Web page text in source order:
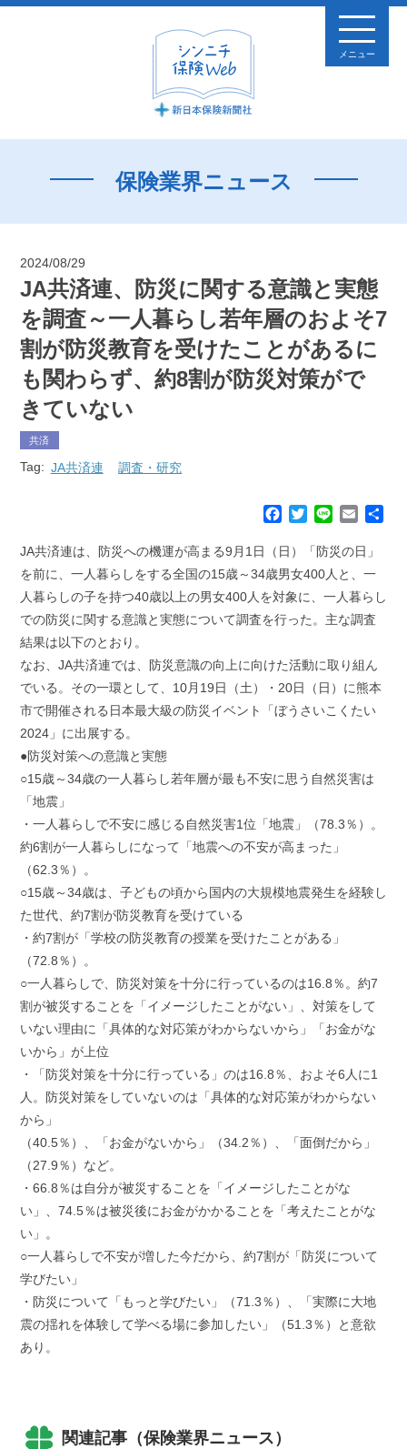
メニュー
保険業界ニュース
2024/08/29
JA共済連、防災に関する意識と実態
を調査～一人暮らし若年層のおよそ7
割が防災教育を受けたことがあるに
も関わらず、約8割が防災対策がで
きていない
共済
Tag: JA共済連 調査・研究
c
e
o
o
T
i
t
e
r
n
e
E
a
JA共済連は、防災への機運が高まる9月1日（日）「防災の日」
を前に、一人暮らしをする全国の15歳～34歳男女400人と、一
人暮らしの子を持つ40歳以上の男女400人を対象に、一人暮らし
での防災に関する意識と実態について調査を行った。主な調査
結果は以下のとおり。
なお、JA共済連では、防災意識の向上に向けた活動に取り組ん
でいる。その一環として、10月19日（土）・20日（日）に熊本
市で開催される日本最大級の防災イベント「ぼうさいこくたい
2024」に出展する。
●防災対策への意識と実態
○15歳～34歳の一人暮らし若年層が最も不安に思う自然災害は
「地震」
・一人暮らしで不安に感じる自然災害1位「地震」（78.3％）。
約6割が一人暮らしになって「地震への不安が高まった」
（62.3％）。
○15歳～34歳は、子どもの頃から国内の大規模地震発生を経験し
た世代、約7割が防災教育を受けている
・約7割が「学校の防災教育の授業を受けたことがある」
（72.8％）。
○一人暮らしで、防災対策を十分に行っているのは16.8％。約7
割が被災することを「イメージしたことがない」、対策をして
いない理由に「具体的な対応策がわからないから」「お金がな
いから」が上位
・「防災対策を十分に行っている」のは16.8％、およそ6人に1
人。防災対策をしていないのは「具体的な対応策がわからない
から」
（40.5％）、「お金がないから」（34.2％）、「面倒だから」
（27.9％）など。
・66.8％は自分が被災することを「イメージしたことがな
い」、74.5％は被災後にお金がかかることを「考えたことがな
い」。
○一人暮らしで不安が増した今だから、約7割が「防災について
学びたい」
・防災について「もっと学びたい」（71.3％）、「実際に大地
震の揺れを体験して学べる場に参加したい」（51.3％）と意欲
あり。
関連記事（保険業界ニュース）